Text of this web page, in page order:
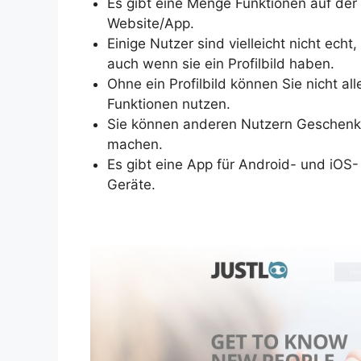
Es gibt eine Menge Funktionen auf der
Website/App.
Einige Nutzer sind vielleicht nicht echt,
auch wenn sie ein Profilbild haben.
Ohne ein Profilbild können Sie nicht
Funktionen nutzen.
Sie können anderen Nutzern
machen.
Es gibt eine App für Android- und iOS-
Geräte.